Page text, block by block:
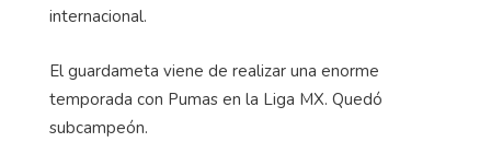
internacional.
El guardameta viene de realizar una enorme
temporada con Pumas en la Liga MX. Quedó
subcampeón.